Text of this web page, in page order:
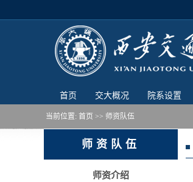
首页 交大概况 院系设置
当前位置: 首页 >> 师资队伍
师资队伍
师资介绍